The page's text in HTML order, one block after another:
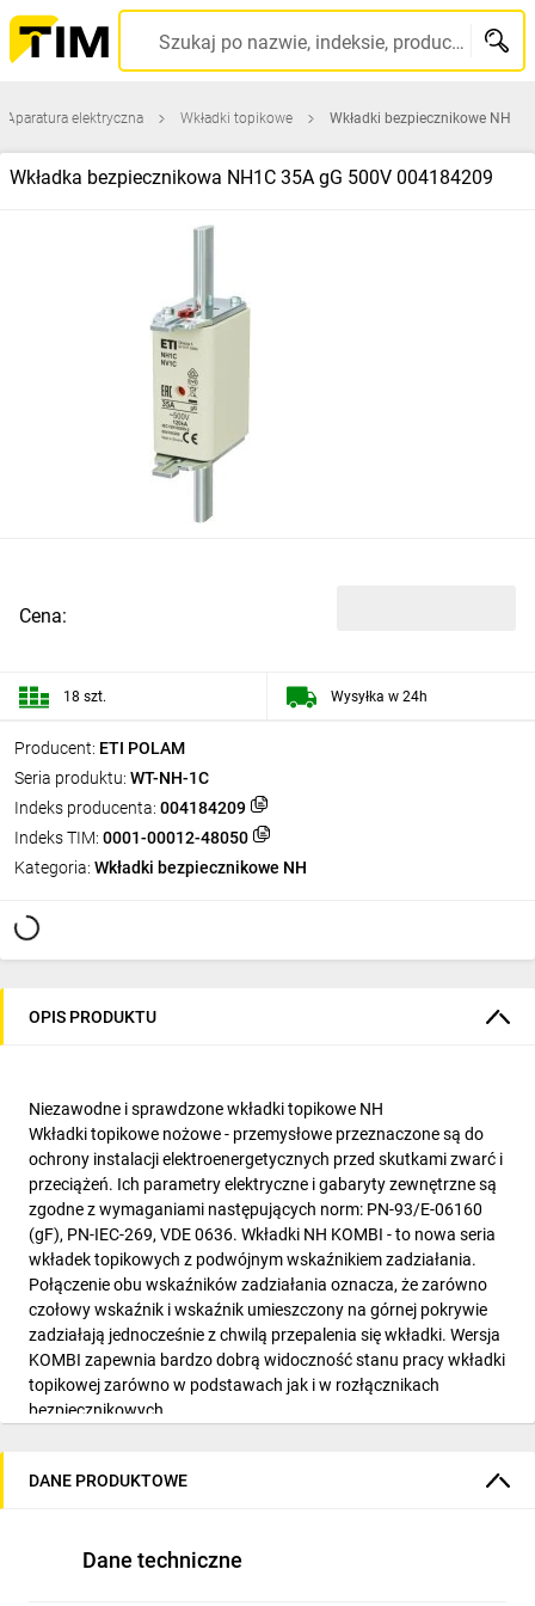
Szukaj po nazwie, indeksie, producencie, kodzie kreskowym...
Aparatura elektryczna Wkładki topikowe Wkładki bezpiecznikowe NH
Wkładka bezpiecznikowa NH1C 35A gG 500V 004184209
Producent: ETI POLAM
Seria produktu: WT-NH-1C
Indeks producenta: 004184209
Indeks TIM: 0001-00012-48050
Kategoria: Wkładki bezpiecznikowe NH
Cena:
18 szt. Wysyłka w 24h
OPIS PRODUKTU
Niezawodne i sprawdzone wkładki topikowe NH
Wkładki topikowe nożowe - przemysłowe przeznaczone są do
ochrony instalacji elektroenergetycznych przed skutkami zwarć i
przeciążeń. Ich parametry elektryczne i gabaryty zewnętrzne są
zgodne z wymaganiami następujących norm: PN-93/E-06160
(gF), PN-IEC-269, VDE 0636. Wkładki NH KOMBI - to nowa seria
wkładek topikowych z podwójnym wskaźnikiem zadziałania.
Połączenie obu wskaźników zadziałania oznacza, że zarówno
czołowy wskaźnik i wskaźnik umieszczony na górnej pokrywie
zadziałają jednocześnie z chwilą przepalenia się wkładki. Wersja
KOMBI zapewnia bardzo dobrą widoczność stanu pracy wkładki
topikowej zarówno w podstawach jak i w rozłącznikach
bezpiecznikowych.
Indywidualny numer indentyfikacyjny nadany przez producenta.
Typ produktu określony przez producenta.
DANE PRODUKTOWE
Dane techniczne